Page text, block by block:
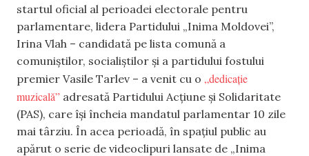
startul oficial al perioadei electorale pentru
parlamentare, lidera Partidului „Inima Moldovei”,
Irina Vlah – candidată pe lista comună a
comuniștilor, socialiștilor și a partidului fostului
premier Vasile Tarlev – a venit cu o „dedicație
muzicală” adresată Partidului Acțiune și Solidaritate
(PAS), care își încheia mandatul parlamentar 10 zile
mai târziu. În acea perioadă, în spațiul public au
apărut o serie de videoclipuri lansate de „Inima